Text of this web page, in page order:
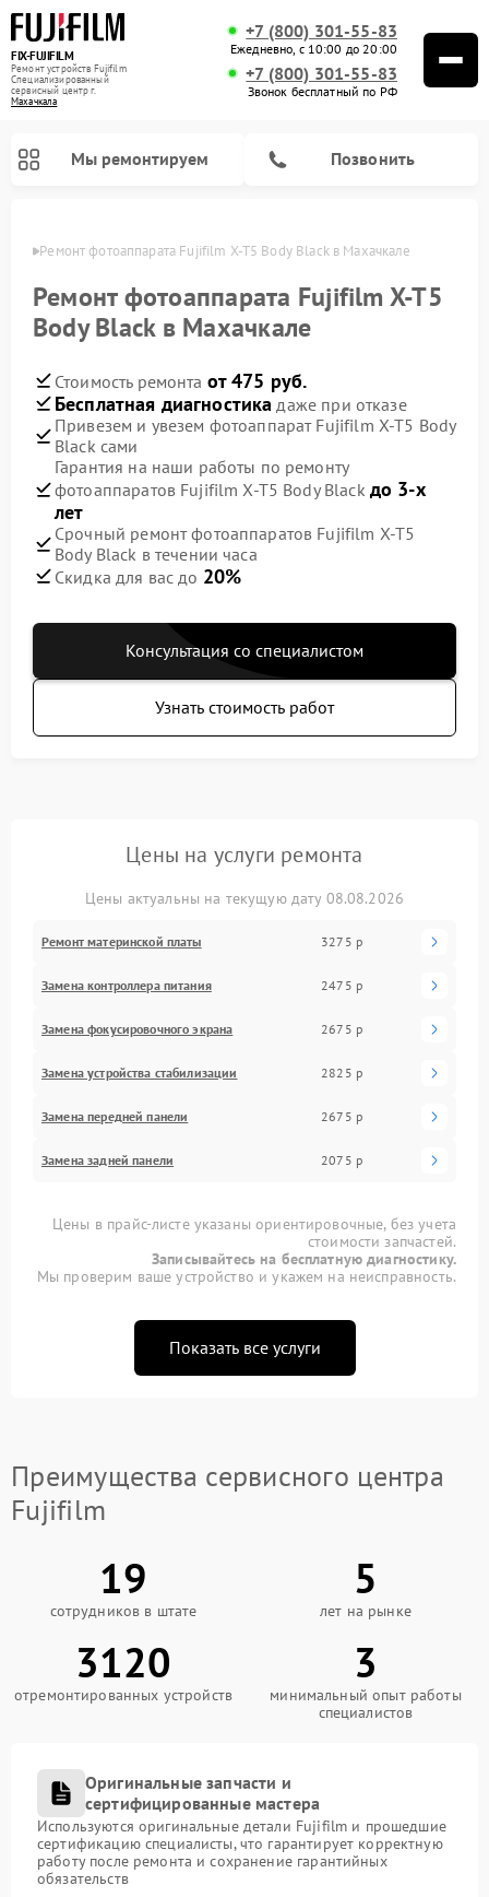
FIX-FUJIFILM
Ремонт устройств Fujifilm
Специализированный
cервисный центр г.
Махачкала
+7 (800) 301-55-83
Ежедневно, с 10:00 до 20:00
+7 (800) 301-55-83
Звонок бесплатный по РФ
Мы ремонтируем Позвонить
Ремонт фотоаппарата Fujifilm X-T5 Body Black в Махачкале
Ремонт фотоаппарата Fujifilm X-T5
Body Black в Махачкале
Стоимость ремонта от 475 руб.
Бесплатная диагностика даже при отказе
Привезем и увезем фотоаппарат Fujifilm X-T5 Body
Black сами
Гарантия на наши работы по ремонту
фотоаппаратов Fujifilm X-T5 Body Black до 3-х
лет
Срочный ремонт фотоаппаратов Fujifilm X-T5
Body Black в течении часа
Скидка для вас до 20%
Консультация со специалистом
Узнать стоимость работ
Цены на услуги ремонта
Цены актуальны на текущую дату 08.08.2026
Ремонт материнской платы 3275 р
Замена контроллера питания 2475 р
Замена фокусировочного экрана 2675 р
Замена устройства стабилизации 2825 р
Замена передней панели 2675 р
Замена задней панели 2075 р
Цены в прайс-листе указаны ориентировочные, без учета
стоимости запчастей.
Записывайтесь на бесплатную диагностику.
Мы проверим ваше устройство и укажем на неисправность.
Показать все услуги
Преимущества сервисного центра
Fujifilm
19
сотрудников в штате
5
лет на рынке
3120
отремонтированных устройств
3
минимальный опыт работы
специалистов
Оригинальные запчасти и
сертифицированные мастера
Используются оригинальные детали Fujifilm и прошедшие
сертификацию специалисты, что гарантирует корректную
работу после ремонта и сохранение гарантийных
обязательств